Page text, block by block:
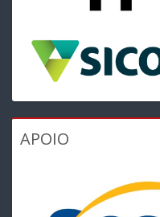
APOIO